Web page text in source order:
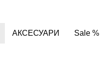
АКСЕСУАРИ Sale %